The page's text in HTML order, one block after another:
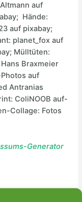
auf
Hände:
auf pixabay;
planet_fox auf
Mülltüten:
Braxmeier
auf
Antranias
ColiNOOB auf-
Collage: Fotos
Generator